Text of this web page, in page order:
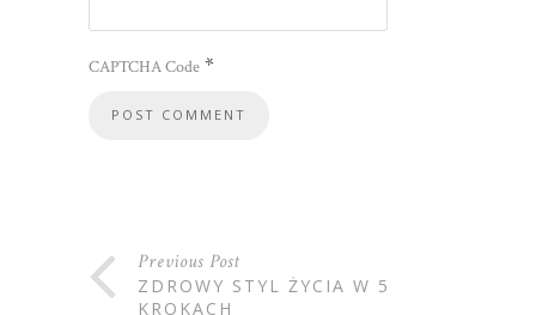
CAPTCHA Code *
Previous Post
ZDROWY STYL ŻYCIA W 5
KROKACH